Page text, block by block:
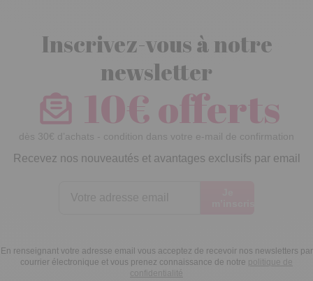
Inscrivez-vous à notre
newsletter
10€ offerts
dès 30€ d’achats - condition dans votre e-mail de confirmation
Recevez nos nouveautés et avantages exclusifs par email
En renseignant votre adresse email vous acceptez de recevoir nos newsletters par
courrier électronique et vous prenez connaissance de notre politique de
confidentialité